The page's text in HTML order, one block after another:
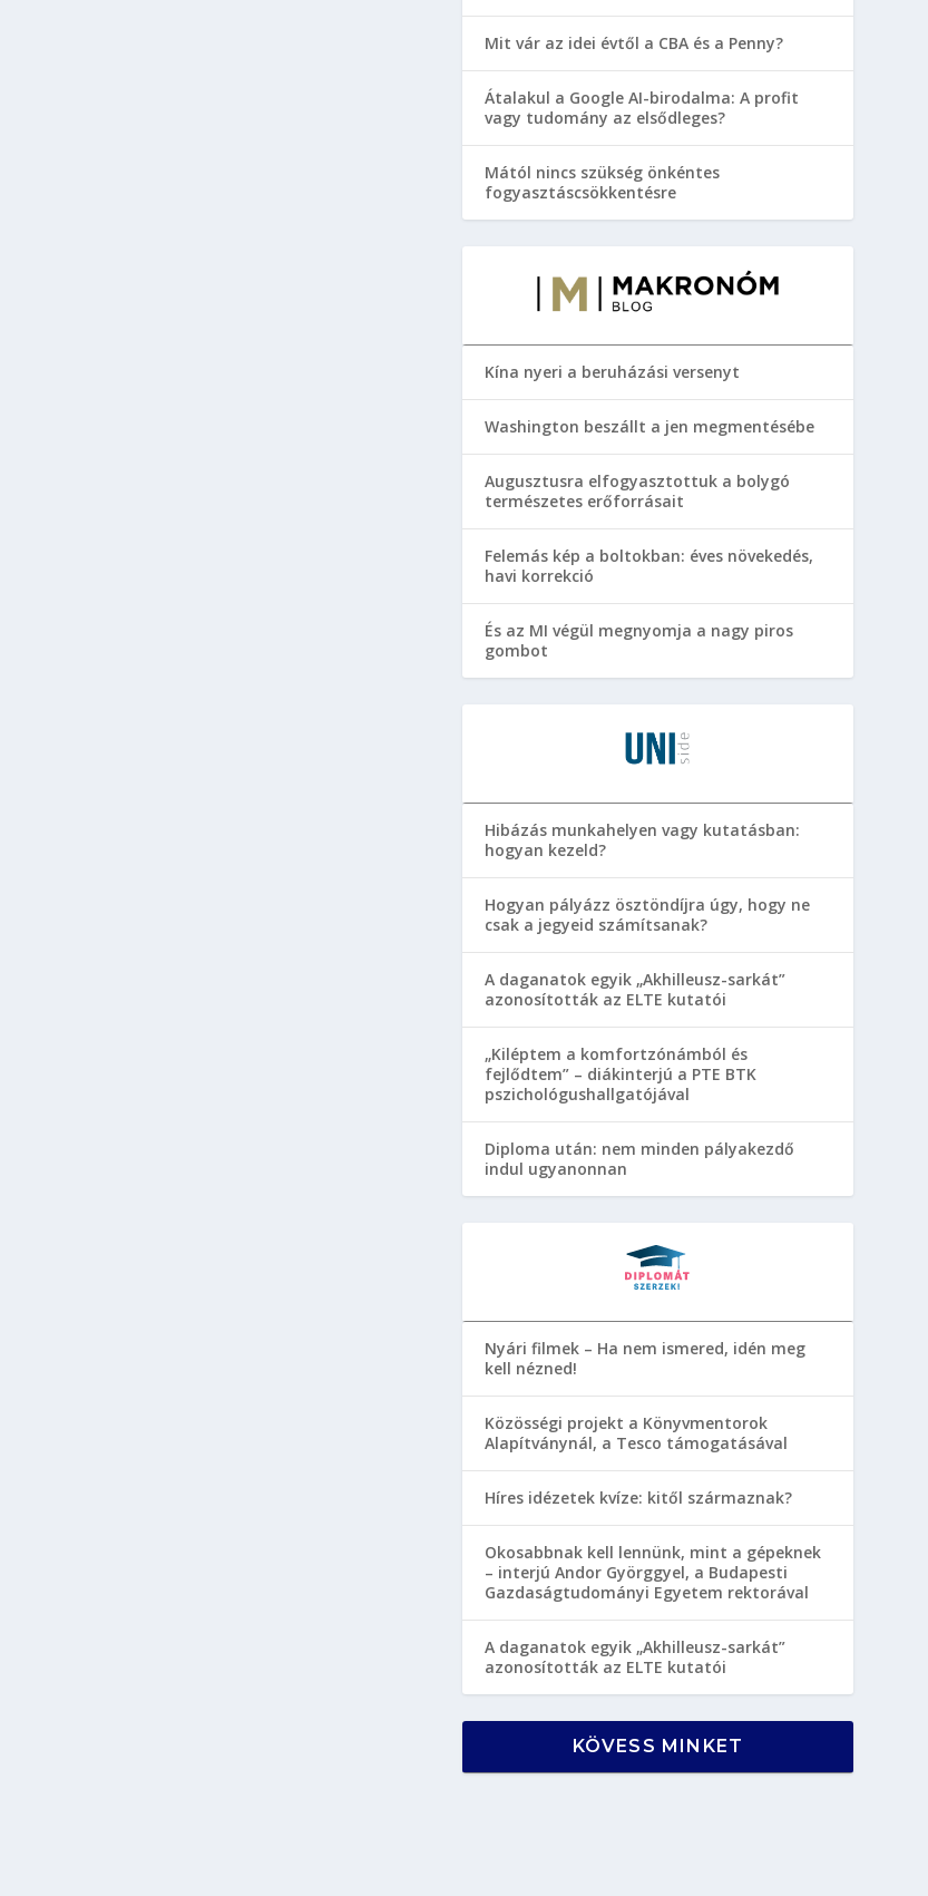
Mit vár az idei évtől a CBA és a Penny?
Átalakul a Google AI-birodalma: A profit
vagy tudomány az elsődleges?
Mától nincs szükség önkéntes
fogyasztáscsökkentésre
Kína nyeri a beruházási versenyt
Washington beszállt a jen megmentésébe
Augusztusra elfogyasztottuk a bolygó
természetes erőforrásait
Felemás kép a boltokban: éves növekedés,
havi korrekció
És az MI végül megnyomja a nagy piros
gombot
Hibázás munkahelyen vagy kutatásban:
hogyan kezeld?
Hogyan pályázz ösztöndíjra úgy, hogy ne
csak a jegyeid számítsanak?
A daganatok egyik „Akhilleusz-sarkát”
azonosították az ELTE kutatói
„Kiléptem a komfortzónámból és
fejlődtem” – diákinterjú a PTE BTK
pszichológushallgatójával
Diploma után: nem minden pályakezdő
indul ugyanonnan
Nyári filmek – Ha nem ismered, idén meg
kell nézned!
Közösségi projekt a Könyvmentorok
Alapítványnál, a Tesco támogatásával
Híres idézetek kvíze: kitől származnak?
Okosabbnak kell lennünk, mint a gépeknek
– interjú Andor Györggyel, a Budapesti
Gazdaságtudományi Egyetem rektorával
A daganatok egyik „Akhilleusz-sarkát”
azonosították az ELTE kutatói
KÖVESS MINKET